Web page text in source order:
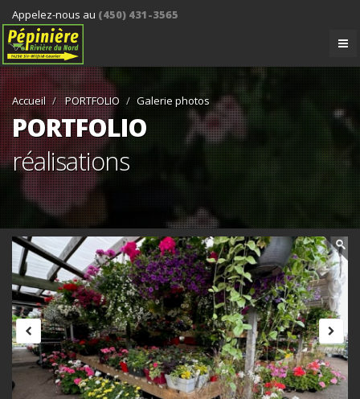
Appelez-nous au (450) 431-3565
Accueil PORTFOLIO Galerie photos
PORTFOLIO
réalisations